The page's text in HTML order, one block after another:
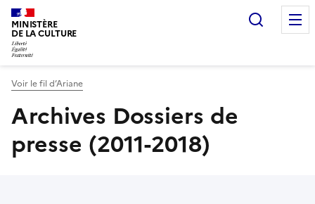
MINISTÈRE
DE LA CULTURE
Voir le fil d’Ariane
Archives Dossiers de
presse (2011-2018)